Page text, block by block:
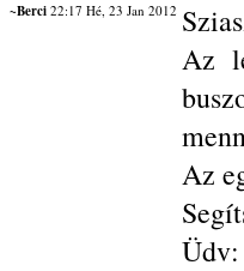
~Berci22:17 Hé, 23 Jan 2012
Az
Az